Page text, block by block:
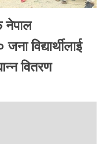
नेपाल
विद्यार्थीलाई
वितरण